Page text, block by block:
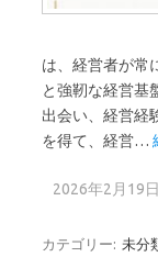
「活気溢
は、経営者が常
と強靭な経営基
出会い、経営経
を得て、経営…
2026年2月19日
カテゴリー: 未分